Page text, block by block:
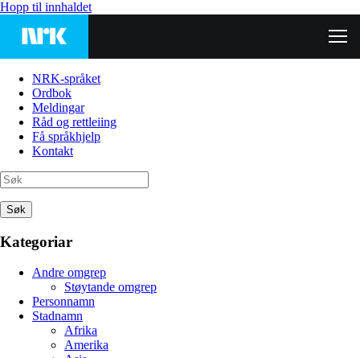
Hopp til innhaldet
NRK-språket
Ordbok
Meldingar
Råd og rettleiing
Få språkhjelp
Kontakt
Søk
Kategoriar
Andre omgrep
Støytande omgrep
Personnamn
Stadnamn
Afrika
Amerika